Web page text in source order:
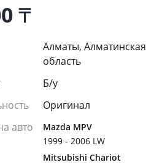
₸
Алматы, Алматинская
область
Б/y
Оригинал
авто
Mazda MPV
1999 - 2006 LW
Mitsubishi Chariot